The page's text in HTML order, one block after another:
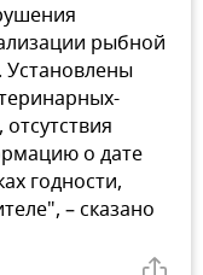
рыбной
о дате
годности,
– сказано